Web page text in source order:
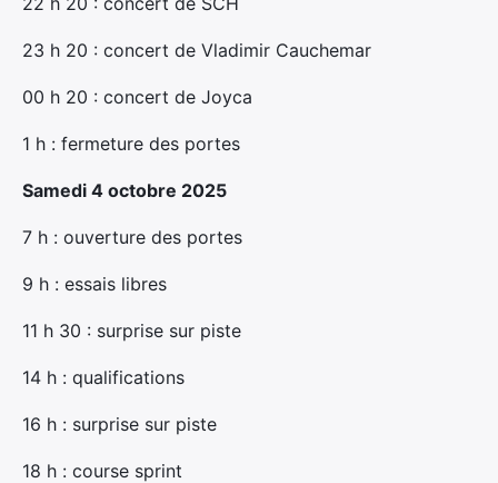
23 h 20 : concert de Vladimir Cauchemar
00 h 20 : concert de Joyca
1 h : fermeture des portes
Samedi 4 octobre 2025
7 h : ouverture des portes
9 h : essais libres
11 h 30 : surprise sur piste
14 h : qualifications
16 h : surprise sur piste
18 h : course sprint